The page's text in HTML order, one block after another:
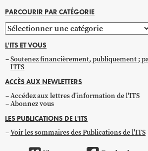
PARCOURIR PAR CATÉGORIE
Parcourir
par
catégorie
L'ITS ET VOUS
Soutenez financièrement, publiquement ;
l'ITS
ACCÈS AUX NEWLETTERS
Accédez aux lettres d'information de l'ITS
Abonnez vous
LES PUBLICATIONS DE L'ITS
Voir les sommaires des Publications de l'ITS